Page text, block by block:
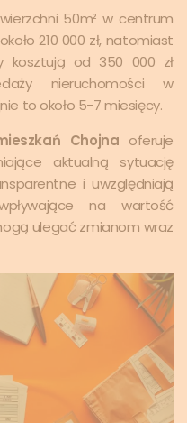
50m² w centrum
210 000 zł, natomiast
kosztują od 350 000 zł
nieruchomości w
to około 5-7 miesięcy.
Chojna oferuje
aktualną sytuację
i uwzględniają
na wartość
ulegać zmianom wraz